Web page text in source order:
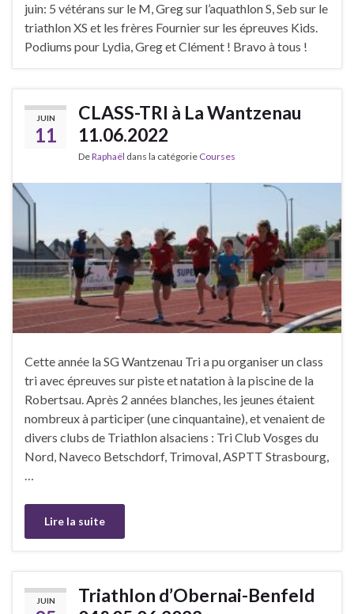
juin: 5 vétérans sur le M, Greg sur l’aquathlon S, Seb sur le
triathlon XS et les frères Fournier sur les épreuves Kids.
Podiums pour Lydia, Greg et Clément ! Bravo à tous !
JUIN
11
CLASS-TRI à La Wantzenau
11.06.2022
DeRaphaël dans la catégorie Courses
Cette année la SG Wantzenau Tri a pu organiser un class
tri avec épreuves sur piste et natation à la piscine de la
Robertsau. Après 2 années blanches, les jeunes étaient
nombreux à participer (une cinquantaine), et venaient de
divers clubs de Triathlon alsaciens : Tri Club Vosges du
Nord, Naveco Betschdorf, Trimoval, ASPTT Strasbourg,
…
Lire la suite
JUIN
Triathlon d’Obernai-Benfeld